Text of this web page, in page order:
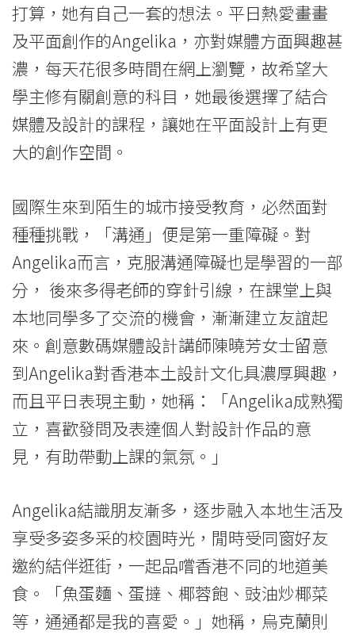
國
際
學
院
港
浸
會
大
學
打算，她有自己一套的想法。平日熱愛畫畫
及平面創作的Angelika，亦對媒體方面興趣甚
濃，每天花很多時間在網上瀏覽，故希望大
學主修有關創意的科目，她最後選擇了結合
媒體及設計的課程，讓她在平面設計上有更
大的創作空間。
國際生來到陌生的城市接受教育，必然面對
種種挑戰，「溝通」便是第一重障礙。對
Angelika而言，克服溝通障礙也是學習的一部
分， 後來多得老師的穿針引線，在課堂上與
本地同學多了交流的機會，漸漸建立友誼起
來。創意數碼媒體設計講師陳曉芳女士留意
到Angelika對香港本土設計文化具濃厚興趣，
而且平日表現主動，她稱：「Angelika成熟獨
立，喜歡發問及表達個人對設計作品的意
見，有助帶動上課的氣氛。」
Angelika結識朋友漸多，逐步融入本地生活及
享受多姿多采的校園時光，閒時受同窗好友
邀約結伴逛街，一起品嚐香港不同的地道美
食。「魚蛋麵、蛋撻、椰蓉飽、豉油炒椰菜
等，通通都是我的喜愛。」她稱，烏克蘭則